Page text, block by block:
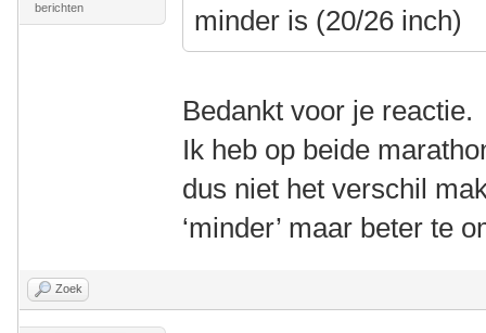
berichten
minder is (20/26 inch)
Bedankt voor je reactie.
Ik heb op beide
dus niet het verschil
‘minder’ maar beter te
Zoek